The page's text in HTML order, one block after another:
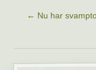
← Nu har